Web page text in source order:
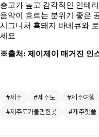
층고가 높고 감각적인 인테
음악이 흐르는 분위기 좋은
시그니처 흑돼지 바베큐와
세요
※출처: 제이제이 매거진 인
#제주 #제주도 #제주여행
#제주도가볼만한곳
#제주핫플